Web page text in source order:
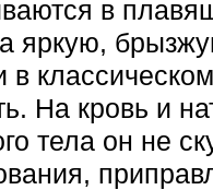
в
яркую,
в
На кровь и
тела он не